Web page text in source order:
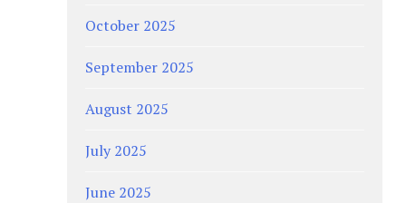
October 2025
September 2025
August 2025
July 2025
June 2025